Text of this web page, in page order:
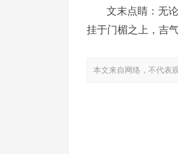
文末点睛：无
挂于门楣之上，吉
本文来自网络，不代表